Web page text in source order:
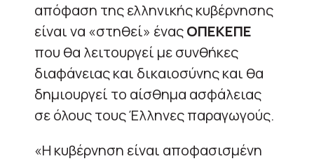
απόφαση της ελληνικής κυβέρνησης
είναι να «στηθεί» έναςΟΠΕΚΕΠΕ
που θα λειτουργεί με συνθήκες
διαφάνειας και δικαιοσύνης και θα
δημιουργεί το αίσθημα ασφάλειας
σε όλους τους Έλληνες παραγωγούς.
«Η κυβέρνηση είναι αποφασισμένη